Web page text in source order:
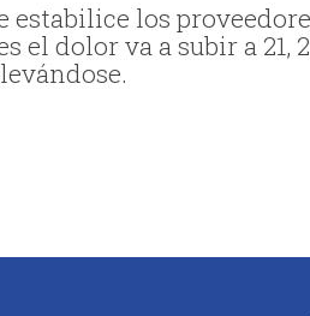
estabilice los
el dolor va a subir a 21,